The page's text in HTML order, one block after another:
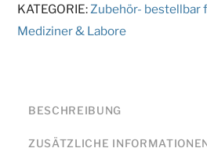
KATEGORIE:Zubehör- bestellbar
Mediziner & Labore
BESCHREIBUNG
ZUSÄTZLICHE